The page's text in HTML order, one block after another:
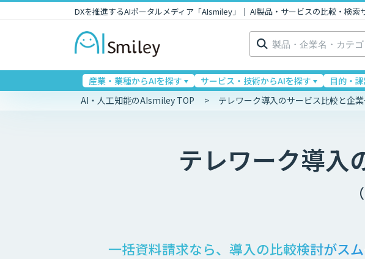
DXを推進するAIポータルメディア「AIsmiley」｜ AI製品・サービスの比較・検索
検
索:
産業・業種からAIを探す サービス・技術からAIを探す 目的・
AI・人工知能のAIsmiley TOP テレワーク導入のサービス比較と企業
テレワーク導入
一括資料請求なら、導入の比較検討がス